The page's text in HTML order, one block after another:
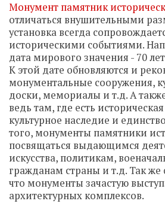
Монумент памятник
отличаться внушительными
установка всегда
историческими событиями.
дата мирового значения - 70
К этой дате обновляются и
монументальные сооружения,
доски, мемориалы и т.д. А
ведь там, где есть
культурное наследие и
того, монументы памятники
посвящаться выдающимся
искусства, политикам,
гражданам страны и т.д. Так же
что монументы зачастую
архитектурных комплексов.